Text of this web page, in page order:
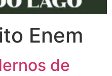
Enem
de